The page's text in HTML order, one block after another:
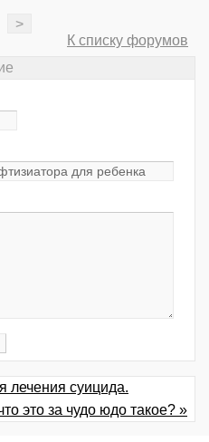
>
К списку форумов
лечения суицида.
это за чудо юдо такое? »